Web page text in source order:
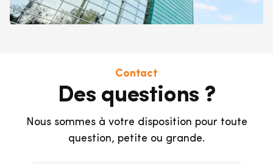
Contact
Des questions ?
Nous sommes à votre disposition pour toute
question, petite ou grande.